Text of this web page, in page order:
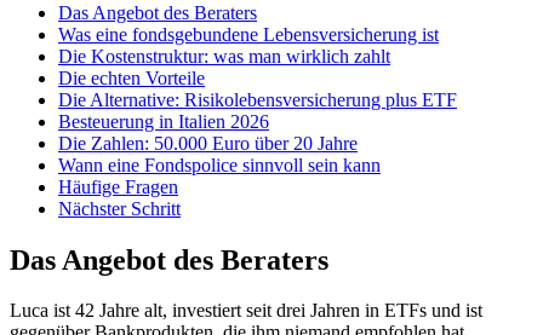
Das Angebot des Beraters
Was eine fondsgebundene Lebensversicherung ist
Die Kostenstruktur: was man wirklich zahlt
Die echten Vorteile
Die Alternative: Risikolebensversicherung plus ETF
Besteuerung in Italien 2026
Die Zahlen: 50.000 Euro über 20 Jahre
Wann eine Fondspolice sinnvoll sein kann
Häufige Fragen
Nächster Schritt
Das Angebot des Beraters
Luca ist 42 Jahre alt, investiert seit drei Jahren in ETFs und ist